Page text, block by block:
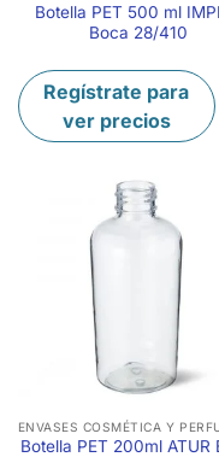
Botella PET 500 ml
Boca 28/410
Regístrate para
ver precios
Botella PET 200ml ATUR